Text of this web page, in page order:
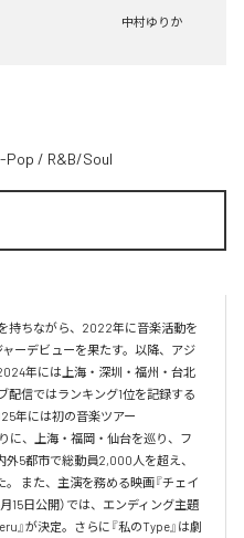
中村ゆりか
Pop / R&B/Soul
持ちながら、2022年に音楽活動を
ャーデビューを果たす。以降、アジ
年には上海・深圳・福州・台北
配信ではランキング1位を記録する
年には初の音楽ツアー
に、上海・福岡・仙台を巡り、フ
外5都市で総動員2,000人を超え、
また、主演を務める映画『チェイ
15日公開）では、エンディング主題
』が決定。さらに『私のType』は劇